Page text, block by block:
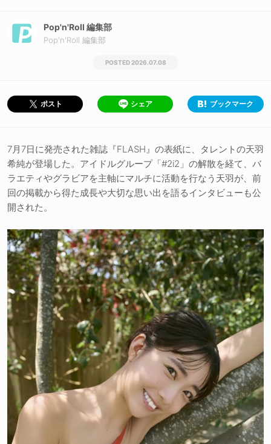
Pop'n'Roll 編集部
Pop'n'Roll 編集部
2026.07.08
ポスト シェア ブックマーク
7月7日に発売された雑誌『FLASH』の表紙に、タレントの天羽
希純が登場した。アイドルグループ「#2i2」の解散を経て、バ
ラエティやグラビアを主軸にマルチに活動を行なう天羽が、前
回の掲載から得た成長や大切な思い出を語るインタビューも公
開された。